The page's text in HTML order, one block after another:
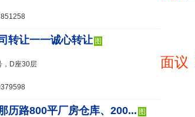
转让一一诚心转让 图
面议
，D座30层
历路800平厂房仓库、200... 图